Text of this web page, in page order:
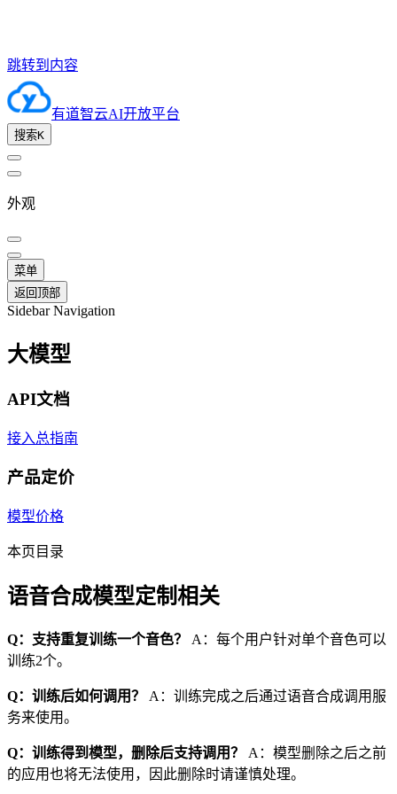
跳转到内容
有道智云AI开放平台
搜索K
外观
菜单
返回顶部
Sidebar Navigation
大模型
API文档
接入总指南
产品定价
模型价格
本页目录
语音合成模型定制相关
Q：支持重复训练一个音色？
A：每个用户针对单个音色可以
训练2个。
Q：训练后如何调用？
A：训练完成之后通过语音合成调用服
务来使用。
Q：训练得到模型，删除后支持调用？
A：模型删除之后之前
的应用也将无法使用，因此删除时请谨慎处理。